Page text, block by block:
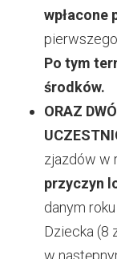
wpłacone
Po tym
środków.
ORAZ
zjazdów w
przyczyn
danym
Dziecka (8
w